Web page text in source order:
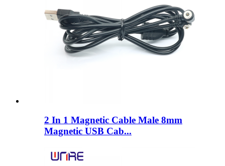
2 In 1 Magnetic Cable Male 8mm
Magnetic USB Cab...